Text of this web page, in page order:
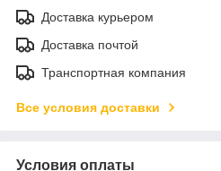
Доставка курьером
Доставка почтой
Транспортная компания
Все условия доставки
Условия оплаты